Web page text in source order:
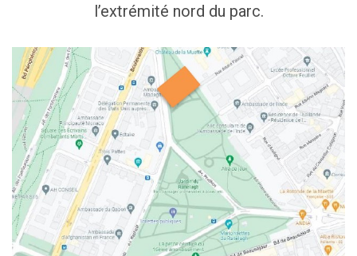
l’extrémité nord du parc.